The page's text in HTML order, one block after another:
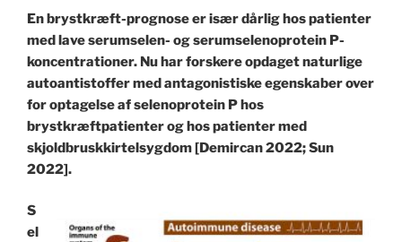
En brystkræft-prognose er især dårlig hos patienter
med lave serumselen- og serumselenoprotein P-
koncentrationer. Nu har forskere opdaget naturlige
autoantistoffer med antagonistiske egenskaber over
for optagelse af selenoprotein P hos
brystkræftpatienter og hos patienter med
skjoldbruskkirtelsygdom [Demircan 2022; Sun
2022].
S
el